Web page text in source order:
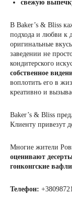
свежую
В Baker’s & Bliss
подхода и любви к
оригинальные
заведении не
кондитерского
собственное
воплотить его в
креативно и
Baker’s & Bliss
Клиенту привезут
Многие жители
оценивают
гонконгские
Телефон: